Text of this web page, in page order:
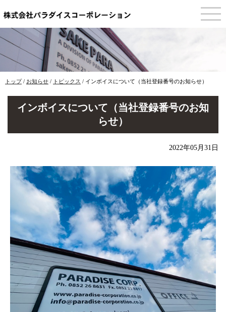
現
トップ / お知らせ / トピックス / インボイスについて（当社登録番号のお知らせ）
インボイスについて（当社登録番号のお知
らせ）
2022年05月31日